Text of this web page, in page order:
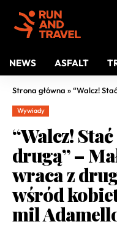
NEWS ASFALT
Strona główna »“Walcz! Stać Cię na to, goń
Wywiady
“Walcz!
drugą” –
wraca z
wśród
mil